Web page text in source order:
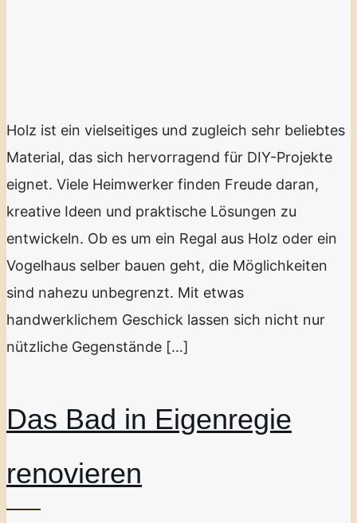
Holz ist ein vielseitiges und zugleich sehr beliebtes
Material, das sich hervorragend für DIY-Projekte
eignet. Viele Heimwerker finden Freude daran,
kreative Ideen und praktische Lösungen zu
entwickeln. Ob es um ein Regal aus Holz oder ein
Vogelhaus selber bauen geht, die Möglichkeiten
sind nahezu unbegrenzt. Mit etwas
handwerklichem Geschick lassen sich nicht nur
nützliche Gegenstände […]
Das Bad in Eigenregie
renovieren